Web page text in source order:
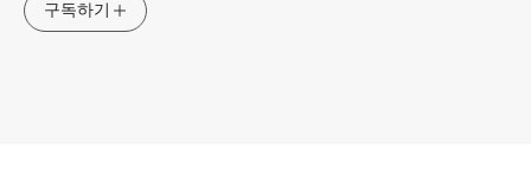
구독하기